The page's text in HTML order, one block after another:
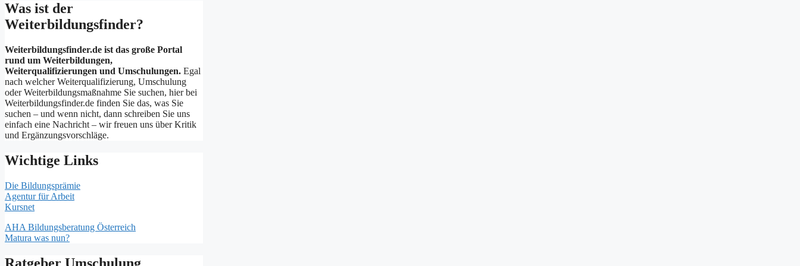
Was ist der
Weiterbildungsfinder?
Weiterbildungsfinder.de ist das große Portal
rund um Weiterbildungen,
Weiterqualifizierungen und Umschulungen. Egal
nach welcher Weiterqualifizierung, Umschulung
oder Weiterbildungsmaßnahme Sie suchen, hier bei
Weiterbildungsfinder.de finden Sie das, was Sie
suchen – und wenn nicht, dann schreiben Sie uns
einfach eine Nachricht – wir freuen uns über Kritik
und Ergänzungsvorschläge.
Wichtige Links
Die Bildungsprämie
Agentur für Arbeit
Kursnet
AHA Bildungsberatung Österreich
Matura was nun?
Ratgeber Umschulung